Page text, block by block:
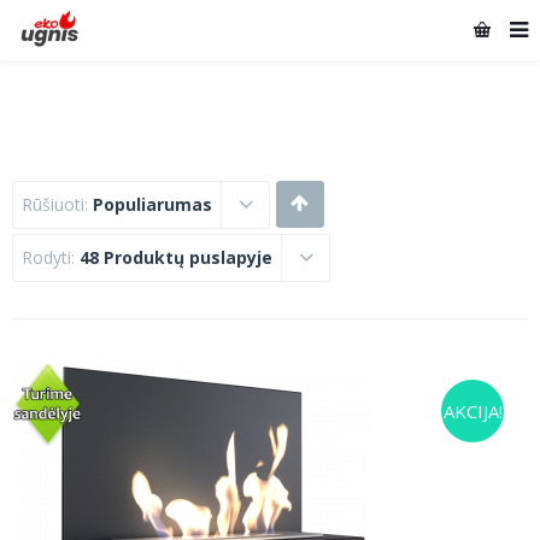
Rūšiuoti: Populiarumas
Rodyti: 48 Produktų puslapyje
AKCIJA!